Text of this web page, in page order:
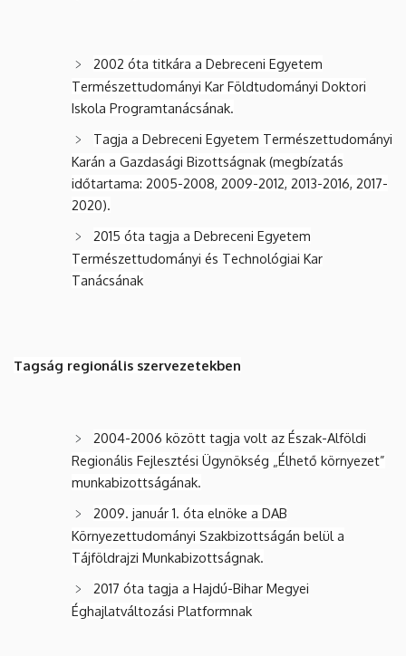
2002 óta titkára a Debreceni Egyetem
Természettudományi Kar Földtudományi Doktori
Iskola Programtanácsának.
Tagja a Debreceni Egyetem Természettudományi
Karán a Gazdasági Bizottságnak (megbízatás
időtartama: 2005-2008, 2009-2012, 2013-2016, 2017-
2020).
2015 óta tagja a Debreceni Egyetem
Természettudományi és Technológiai Kar
Tanácsának
Tagság regionális szervezetekben
2004-2006 között tagja volt az Észak-Alföldi
Regionális Fejlesztési Ügynökség „Élhető környezet”
munkabizottságának.
2009. január 1. óta elnöke a DAB
Környezettudományi Szakbizottságán belül a
Tájföldrajzi Munkabizottságnak.
2017 óta tagja a Hajdú-Bihar Megyei
Éghajlatváltozási Platformnak